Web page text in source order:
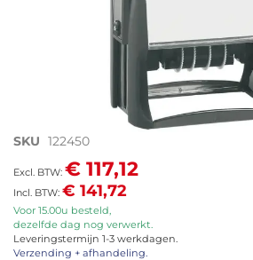
Ga
het
begin
van
de
afbeeldingen-
SKU 122450
€ 141,72
€ 117,12
Voor 15.00u besteld,
dezelfde dag nog verwerkt.
Leveringstermijn 1-3 werkdagen.
Verzending + afhandeling.